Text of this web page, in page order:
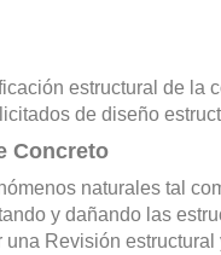
estructural de la
de diseño
Concreto
naturales tal
y dañando las
Revisión